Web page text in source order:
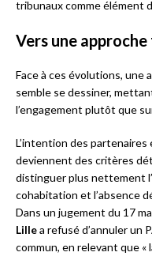
tribunaux comme élément
Vers une
Face à ces évolutions, une
semble se dessiner,
l’engagement plutôt que
L’intention des
deviennent des critères
distinguer plus nettement
cohabitation et l’absence
Dans un jugement du 17
Lillea refusé d’annuler un
commun, en relevant que